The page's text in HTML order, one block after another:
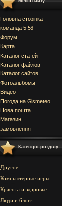
Меню сайту
Головна сторінка
команда 5.56
Форум
Карта
Каталог статей
Каталог файлов
Каталог сайтов
Фотоальбомы
Видео
Погода на Gismeteo
Нова пошта
Магазин
замовлення
Категорії розділу
Другое
Компьютерные игры
Красота и здоровье
Люди и блоги